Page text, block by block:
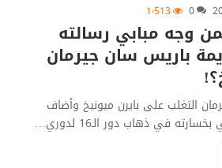
0 1٬513
وجه مبابي رسالته
باريس سان جيرمان
التغلب على بايرن ميونيخ وأضاف
في ذهاب دور الـ16 لدوري…